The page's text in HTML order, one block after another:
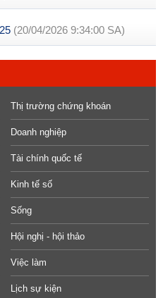
(20/04/2026 9:34:00 SA)
Thị trường chứng khoán
Doanh nghiệp
Tài chính quốc tế
Kinh tế số
Sống
Hội nghị - hội thảo
Việc làm
Lịch sự kiện